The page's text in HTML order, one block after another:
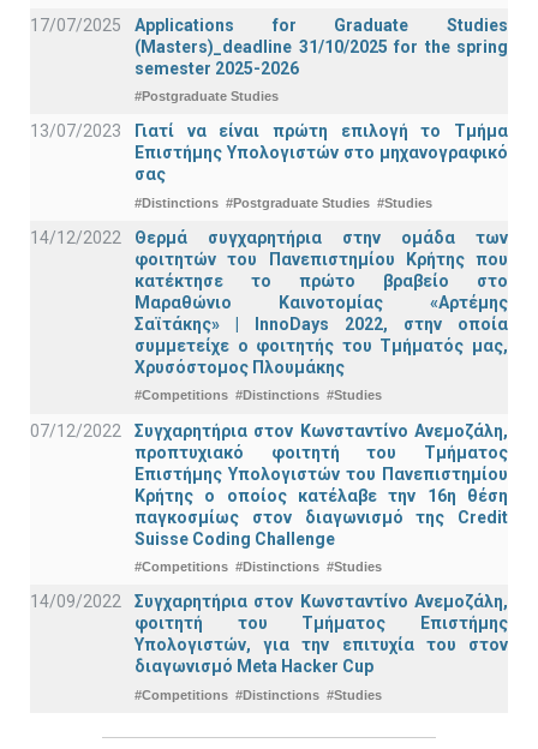
17/07/2025
Applications for Graduate Studies
(Masters)_deadline 31/10/2025 for the spring
semester 2025-2026
#Postgraduate Studies
13/07/2023
Γιατί να είναι πρώτη επιλογή το Τμήμα
Επιστήμης Υπολογιστών στο μηχανογραφικό
σας
#Distinctions #Postgraduate Studies #Studies
14/12/2022
Θερμά συγχαρητήρια στην ομάδα των
φοιτητών του Πανεπιστημίου Κρήτης που
κατέκτησε το πρώτο βραβείο στο
Μαραθώνιο Καινοτομίας «Αρτέμης
Σαϊτάκης» | InnoDays 2022, στην οποία
συμμετείχε ο φοιτητής του Τμήματός μας,
Χρυσόστομος Πλουμάκης
#Competitions #Distinctions #Studies
07/12/2022
Συγχαρητήρια στον Κωνσταντίνο Ανεμοζάλη,
προπτυχιακό φοιτητή του Τμήματος
Επιστήμης Υπολογιστών του Πανεπιστημίου
Κρήτης ο οποίος κατέλαβε την 16η θέση
παγκοσμίως στον διαγωνισμό της Credit
Suisse Coding Challenge
#Competitions #Distinctions #Studies
14/09/2022
Συγχαρητήρια στον Κωνσταντίνο Ανεμοζάλη,
φοιτητή του Τμήματος Επιστήμης
Υπολογιστών, για την επιτυχία του στον
διαγωνισμό Meta Hacker Cup
#Competitions #Distinctions #Studies